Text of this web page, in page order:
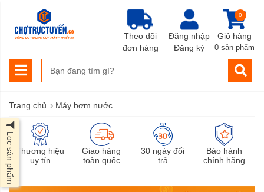
Đăng nhập
Đăng ký
Giỏ hàng
0
0 sản phẩm
Theo dõi
đơn hàng
Trang chủ › Máy bơm nước
Thương hiệu
uy tín
Giao hàng
toàn quốc
30 ngày đổi
trả
Bảo hành
chính hãng
Lọc sản phẩm